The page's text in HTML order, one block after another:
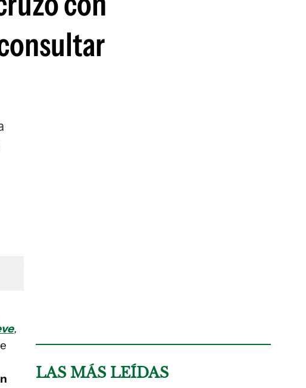
,
LAS MÁS LEÍDAS